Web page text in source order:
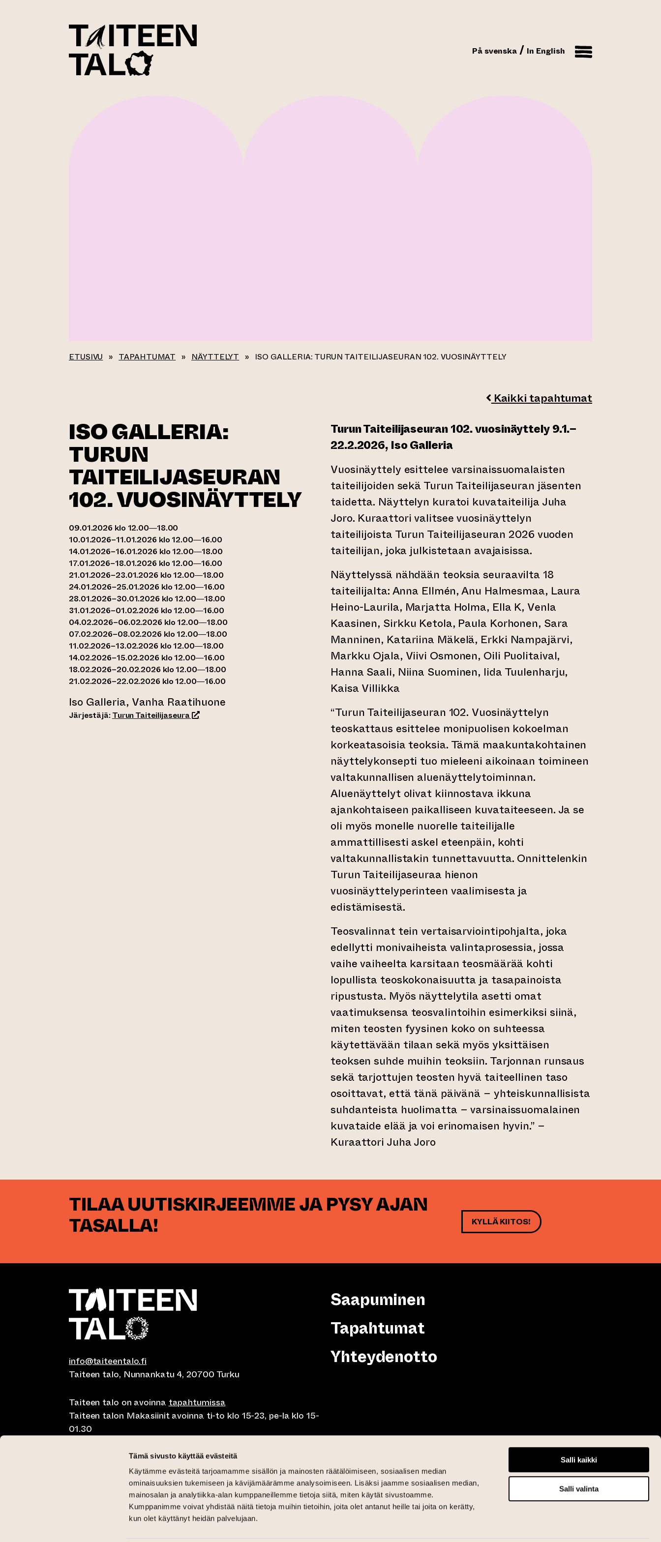
Tämä sivusto käyttää evästeitä
Käytämme evästeitä tarjoamamme sisällön ja mainosten räätälöimiseen, sosiaalisen median
ominaisuuksien tukemiseen ja kävijämäärämme analysoimiseen. Lisäksi jaamme sosiaalisen median,
mainosalan ja analytiikka-alan kumppaneillemme tietoja siitä, miten käytät sivustoamme.
Kumppanimme voivat yhdistää näitä tietoja muihin tietoihin, joita olet antanut heille tai joita on kerätty,
kun olet käyttänyt heidän palvelujaan.
Salli kaikki
Salli valinta
På svenska In English
ETUSIVU » TAPAHTUMAT » NÄYTTELYT » ISO GALLERIA: TURUN TAITEILIJASEURAN 102. VUOSINÄYTTELY
Kaikki tapahtumat
ISO GALLERIA:
TURUN
TAITEILIJASEURAN
102. VUOSINÄYTTELY
09.01.2026 klo 12.00—18.00
10.01.2026–11.01.2026 klo 12.00—16.00
14.01.2026–16.01.2026 klo 12.00—18.00
17.01.2026–18.01.2026 klo 12.00—16.00
21.01.2026–23.01.2026 klo 12.00—18.00
24.01.2026–25.01.2026 klo 12.00—16.00
28.01.2026–30.01.2026 klo 12.00—18.00
31.01.2026–01.02.2026 klo 12.00—16.00
04.02.2026–06.02.2026 klo 12.00—18.00
07.02.2026–08.02.2026 klo 12.00—18.00
11.02.2026–13.02.2026 klo 12.00—18.00
14.02.2026–15.02.2026 klo 12.00—16.00
18.02.2026–20.02.2026 klo 12.00—18.00
21.02.2026–22.02.2026 klo 12.00—16.00
Iso Galleria, Vanha Raatihuone
Järjestäjä: Turun Taiteilijaseura(siirtyy toiseen verkkopalveluun)
Turun Taiteilijaseuran 102. vuosinäyttely 9.1.–
22.2.2026, Iso Galleria
Vuosinäyttely esittelee varsinaissuomalaisten
taiteilijoiden sekä Turun Taiteilijaseuran jäsenten
taidetta. Näyttelyn kuratoi kuvataiteilija Juha
Joro. Kuraattori valitsee vuosinäyttelyn
taiteilijoista Turun Taiteilijaseuran 2026 vuoden
taiteilijan, joka julkistetaan avajaisissa.
Näyttelyssä nähdään teoksia seuraavilta 18
taiteilijalta: Anna Ellmén, Anu Halmesmaa, Laura
Heino-Laurila, Marjatta Holma, Ella K, Venla
Kaasinen, Sirkku Ketola, Paula Korhonen, Sara
Manninen, Katariina Mäkelä, Erkki Nampajärvi,
Markku Ojala, Viivi Osmonen, Oili Puolitaival,
Hanna Saali, Niina Suominen, Iida Tuulenharju,
Kaisa Villikka
“Turun Taiteilijaseuran 102. Vuosinäyttelyn
teoskattaus esittelee monipuolisen kokoelman
korkeatasoisia teoksia. Tämä maakuntakohtainen
näyttelykonsepti tuo mieleeni aikoinaan toimineen
valtakunnallisen aluenäyttelytoiminnan.
Aluenäyttelyt olivat kiinnostava ikkuna
ajankohtaiseen paikalliseen kuvataiteeseen. Ja se
oli myös monelle nuorelle taiteilijalle
ammattillisesti askel eteenpäin, kohti
valtakunnallistakin tunnettavuutta. Onnittelenkin
Turun Taiteilijaseuraa hienon
vuosinäyttelyperinteen vaalimisesta ja
edistämisestä.
Teosvalinnat tein vertaisarviointipohjalta, joka
edellytti monivaiheista valintaprosessia, jossa
vaihe vaiheelta karsitaan teosmäärää kohti
lopullista teoskokonaisuutta ja tasapainoista
ripustusta. Myös näyttelytila asetti omat
vaatimuksensa teosvalintoihin esimerkiksi siinä,
miten teosten fyysinen koko on suhteessa
käytettävään tilaan sekä myös yksittäisen
teoksen suhde muihin teoksiin. Tarjonnan runsaus
sekä tarjottujen teosten hyvä taiteellinen taso
osoittavat, että tänä päivänä – yhteiskunnallisista
suhdanteista huolimatta – varsinaissuomalainen
kuvataide elää ja voi erinomaisen hyvin.” –
Kuraattori Juha Joro
TILAA UUTISKIRJEEMME JA PYSY AJAN
TASALLA!
KYLLÄ KIITOS!
info@taiteentalo.fi
Taiteen talo, Nunnankatu 4, 20700 Turku
Taiteen talo on avoinna tapahtumissa
Taiteen talon Makasiinit avoinna ti-to klo 15-23, pe-la klo 15-
01.30
Café Elephanten su-ma klo 10-20, ti-to klo 10-23, pe-la klo 10-
Pegasus Taiteen talo ma-pe lounas klo 10.30-15, la lounas klo
11-15 ja brunssi su klo 11-15
Kriittinen Galleria ti-su 12-18
Galleria Aski ti-pe 12-18 ja la-su 12-16
Saapuminen
Tapahtumat
Yhteydenotto